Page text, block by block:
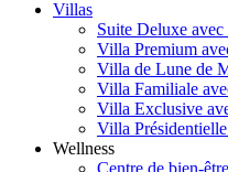
Villas
Suite Deluxe
Villa Premium
Villa de Lune de
Villa Familiale
Villa Exclusive
Villa
Wellness
Centre de bien-être